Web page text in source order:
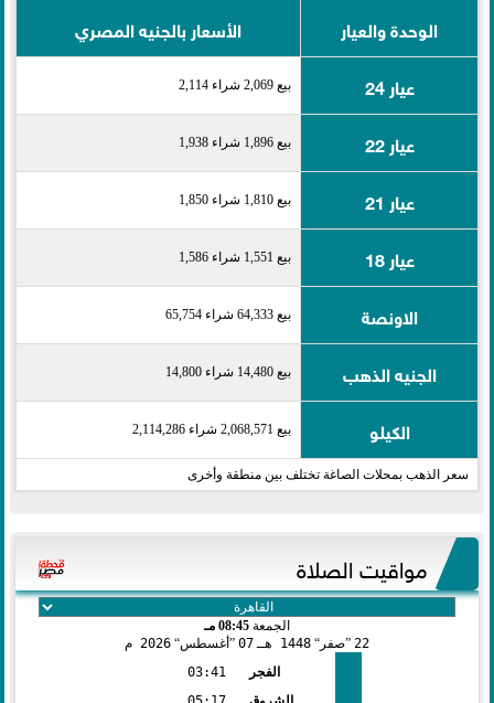
الوحدة والعيار
الأسعار بالجنيه المصري
عيار 24
بيع 2,069 شراء 2,114
عيار 22 بيع 1,896 شراء 1,938
عيار 21 بيع 1,810 شراء 1,850
عيار 18 بيع 1,551 شراء 1,586
الاونصة بيع 64,333 شراء 65,754
الجنيه الذهب بيع 14,480 شراء 14,800
الكيلو بيع 2,068,571 شراء 2,114,286
سعر الذهب بمحلات الصاغة تختلف بين منطقة وأخرى
مواقيت الصلاة
الجمعة 08:45 مـ
22 صفر 1448 هـ 07 أغسطس 2026 م
الفجر
03:41